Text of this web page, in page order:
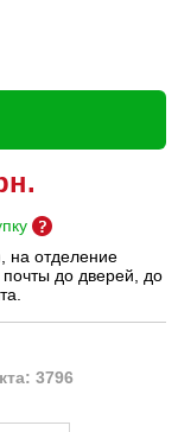
на отделение
до дверей, до
3796